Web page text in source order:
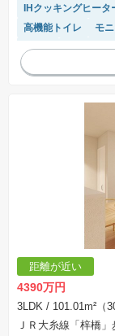
IHクッキングヒータ
高機能トイレ
モ
食洗機
オール電化
距離が近い
4390万円
3LDK / 101.01m²（
ＪＲ大糸線「梓橋」